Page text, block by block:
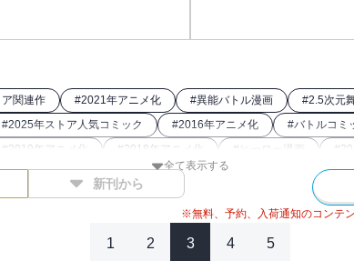
関連作 #2021年アニメ化 #異能バトル漫画 #2.5次元
#2025年ストア人気コミック #2016年アニメ化 #バトルコミ
#2019年アニメ化 #2018年アニメ化 # ヒーロー漫画 #
#2024年映画化
全て表示する
新刊から
※無料、予約、入荷通知のコンテ
1 2 3 4 5